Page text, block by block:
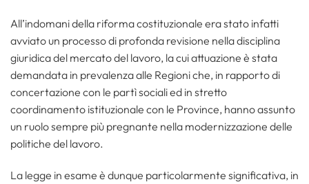
All’indomani della riforma costituzionale era stato infatti
avviato un processo di profonda revisione nella disciplina
giuridica del mercato del lavoro, la cui attuazione è stata
demandata in prevalenza alle Regioni che, in rapporto di
concertazione con le partì sociali ed in stretto
coordinamento istituzionale con le Province, hanno assunto
un ruolo sempre più pregnante nella modernizzazione delle
politiche del lavoro.
La legge in esame è dunque particolarmente significativa, in